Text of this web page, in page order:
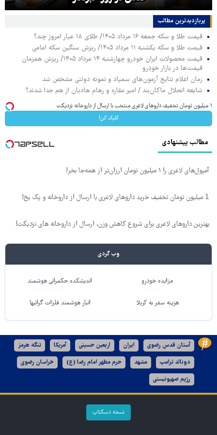
پربازدیدترین‌ مطالب
قیمت طلا و سکه جمعه ۱۶ مرداد ۱۴۰۵/ طلای ۱۸ عیار امروز چند؟
قیمت طلا و سکه یکشنبه ۱۱ مرداد ۱۴۰۵/ ریزش سنگین سکه امامی
قیمت محصولات ایران خودرو چهارشنبه ۱۴ مرداد ۱۴۰۵/ ریزش همزمان
قیمت‌ها در بازار خودرو
زمان اعلام نتایج آزمون‌های سمپاد و نمونه دولتی مشخص شد
شایعه انحلال ماکان‌بند / امیر مقاره و رهام هادیان از هم جدا شدند؟
۱ میلیون تومان تخفیف داروهای لاغری منتخب با ارسال از داروخانه نزدیکت
کلیک کن!
مطالب پیشنهادی
آمپول‌های لاغری را ۱ میلیون تومان ارزان‌تر از همه‌جا بخر!
1 میلیون تومان تخفیف خرید داروهای لاغری با ارسال از داروخانه و پک یخ!
بهترین داروهای لاغری برای شروع کاهش وزن، ارسال از داروخانه های نزدیکت!
وب گردی
مزایده خودرو اندیشکده حکمرانی هوشمند
هزینه سفر به کربلا انبار هوشمند فلزات گرانبها
آستان قدس رضوی ایران اربعین حسینی آمریکا تنگه هرمز
دونالد ترامپ مشهد حرم مطهر امام رضا (ع) خراسان رضوی
رژیم صهیونیستی
نسخه دسکتاپ